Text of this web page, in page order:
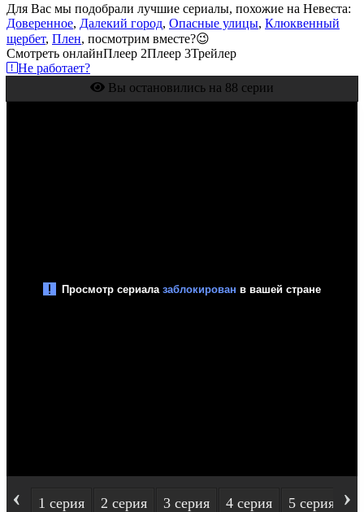
Для Вас мы подобрали лучшие сериалы, похожие на Невеста:
Доверенное, Далекий город, Опасные улицы, Клюквенный
щербет, Плен, посмотрим вместе?😉
Смотреть онлайнПлеер 2Плеер 3Трейлер
Не работает?
Вы остановились на 88 серии
‹ 1 серия 2 серия 3 серия 4 серия 5 серия ›